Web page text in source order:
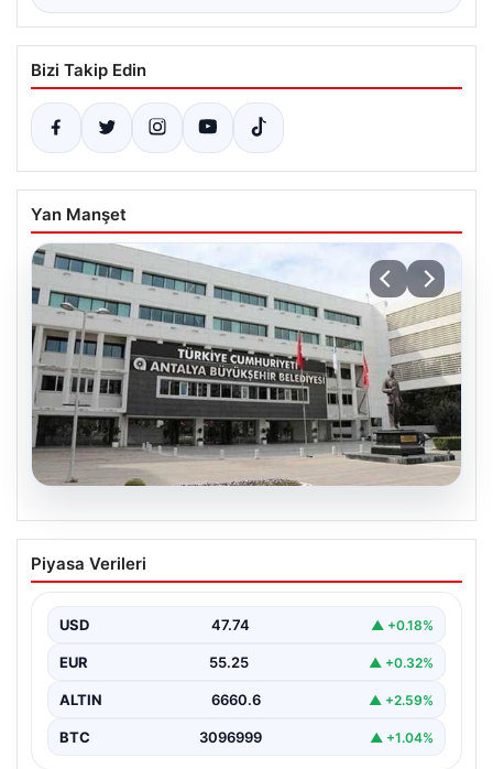
Bizi Takip Edin
Yan Manşet
06.08.2026
Antalya Büyükşehir Belediyesi’ne
Yönelik Rüşvet ve Yolsuzluk
Bırakıldı
Antalya Büyükşehir Belediyesi’ne bağlı gerçekleştirilen
rüşvet ve yolsuzluk soruşturması kapsamında önemli
Piyasa Verileri
USD 47.74 ▲ +0.18%
EUR 55.25 ▲ +0.32%
ALTIN 6660.6 ▲ +2.59%
BTC 3096999 ▲ +1.04%